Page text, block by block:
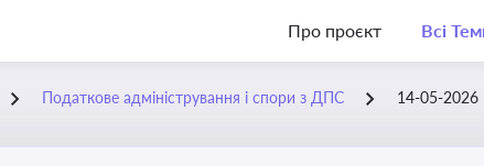
Про проєкт Всі
Податкове адміністрування і спори з ДПС 14-05-2026